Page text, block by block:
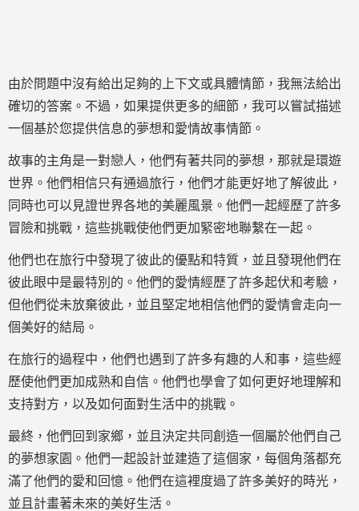
由於問題中沒有給出足夠的上下文或具體情節，我無法給出
確切的答案。不過，如果提供更多的細節，我可以嘗試描述
一個基於您提供信息的夢想和愛情故事情節。
故事的主角是一對戀人，他們有著共同的夢想，那就是環遊
世界。他們相信只有通過旅行，他們才能更好地了解彼此，
同時也可以見證世界各地的美麗風景。他們一起經歷了許多
冒險和挑戰，這些挑戰使他們更加緊密地聯繫在一起。
他們也在旅行中發現了彼此的優點和特質，並且發現他們在
彼此眼中是最特別的。他們的愛情經歷了許多起伏和考驗，
但他們從未放棄彼此，並且堅定地相信他們的愛情會走向一
個美好的結局。
在旅行的過程中，他們也遇到了許多有趣的人和事，這些經
歷使他們更加成熟和自信。他們也學會了如何更好地理解和
支持對方，以及如何面對生活中的挑戰。
最終，他們回到家鄉，並且決定共同創造一個屬於他們自己
的夢想家園。他們一起設計並建造了這個家，每個角落都充
滿了他們的愛和回憶。他們在這裡度過了許多美好的時光，
並且計畫著未來的美好生活。